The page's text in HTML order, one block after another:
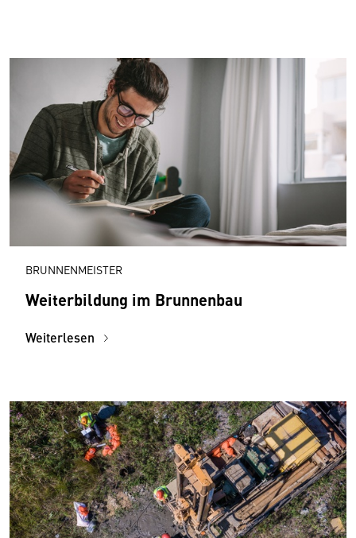
BRUNNENMEISTER
Weiterbildung im Brunnenbau
Weiterlesen